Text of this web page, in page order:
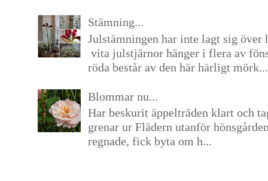
Stämning...
Julstämningen har inte lagt sig över
vita julstjärnor hänger i flera av
röda består av den här härligt mörk...
Blommar nu...
Har beskurit äppelträden klart och
grenar ur Flädern utanför
regnade, fick byta om h...